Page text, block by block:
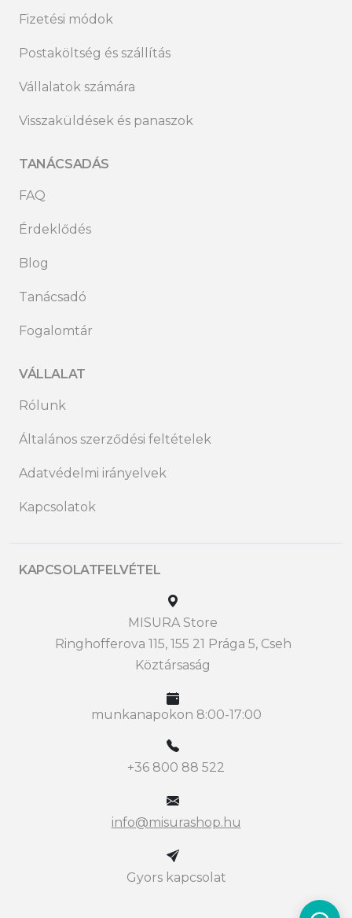
Fizetési módok
Postaköltség és szállítás
Vállalatok számára
Visszaküldések és panaszok
TANÁCSADÁS
FAQ
Érdeklődés
Blog
Tanácsadó
Fogalomtár
VÁLLALAT
Rólunk
Általános szerződési feltételek
Adatvédelmi irányelvek
Kapcsolatok
KAPCSOLATFELVÉTEL
MISURA Store
Ringhofferova 115, 155 21 Prága 5, Cseh
Köztársaság
munkanapokon 8:00-17:00
+36 800 88 522
info@misurashop.hu
Gyors kapcsolat